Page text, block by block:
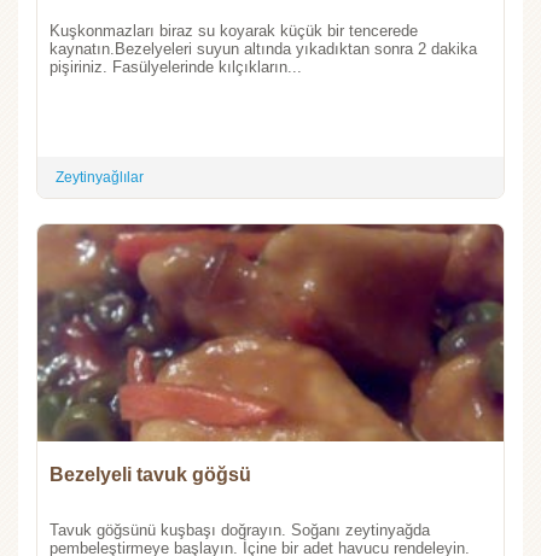
Kuşkonmazları biraz su koyarak küçük bir tencerede
kaynatın.Bezelyeleri suyun altında yıkadıktan sonra 2 dakika
pişiriniz. Fasülyelerinde kılçıkların...
Zeytinyağlılar
Bezelyeli tavuk göğsü
Tavuk göğsünü kuşbaşı doğrayın. Soğanı zeytinyağda
pembeleştirmeye başlayın. İçine bir adet havucu rendeleyin.